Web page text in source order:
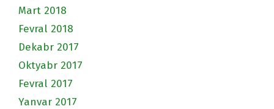
Mart 2018
Fevral 2018
Dekabr 2017
Oktyabr 2017
Fevral 2017
Yanvar 2017